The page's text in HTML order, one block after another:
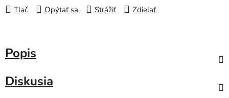
Tlač
Opýtať sa Strážiť Zdieľať
Popis
Diskusia